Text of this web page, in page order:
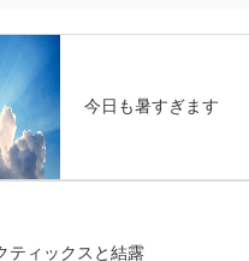
今日も暑すぎます
ティックスと結露